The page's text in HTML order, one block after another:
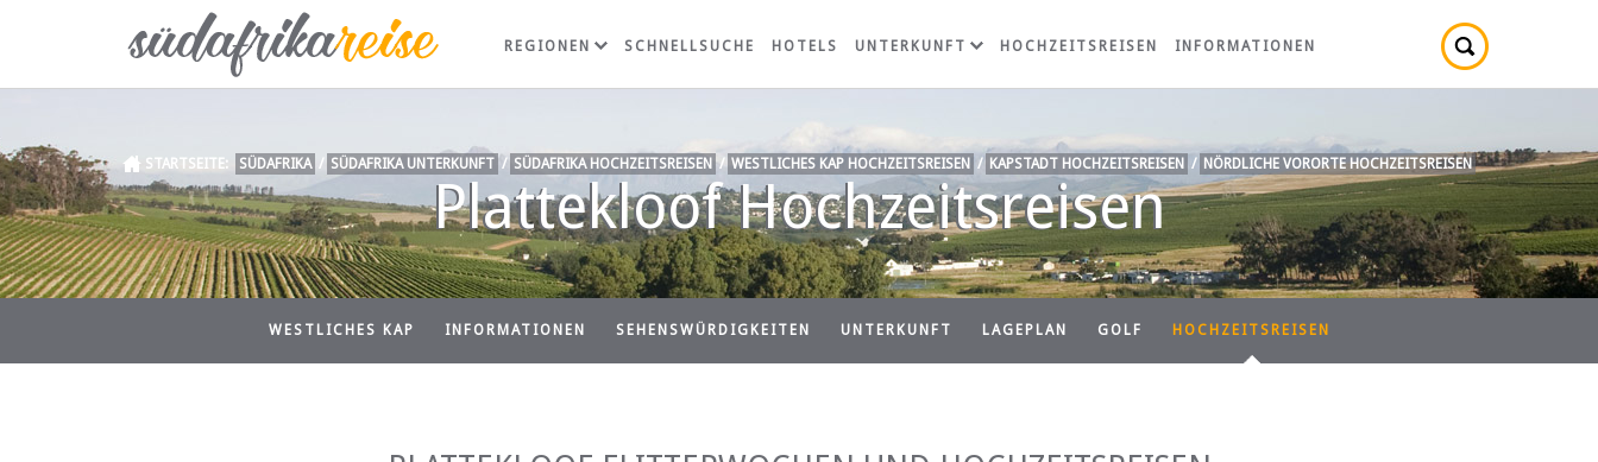
Plattekloof Hochzeitsreisen
REGIONEN SCHNELLSUCHE HOTELS UNTERKUNFT HOCHZEITSREISEN INFORMATIONEN
STARTSEITE: SÜDAFRIKA / SÜDAFRIKA UNTERKUNFT / SÜDAFRIKA HOCHZEITSREISEN / WESTLICHES KAP HOCHZEITSREISEN / KAPSTADT HOCHZEITSREISEN / NÖRDLICHE VORORTE HOCHZEITSREISEN
WESTLICHES KAP INFORMATIONEN SEHENSWÜRDIGKEITEN UNTERKUNFT LAGEPLAN GOLF HOCHZEITSREISEN